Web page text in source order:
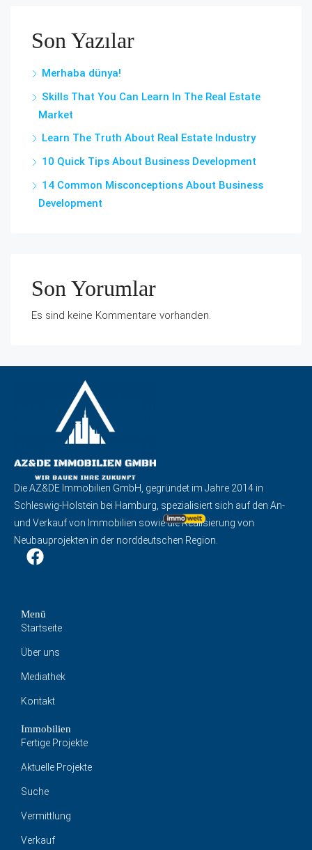
Son Yazılar
Merhaba dünya!
Skills That You Can Learn In The Real Estate
Market
Learn The Truth About Real Estate Industry
10 Quick Tips About Business Development
14 Common Misconceptions About Business
Development
Son Yorumlar
Es sind keine Kommentare vorhanden.
Die AZ&DE Immobilien GmbH, gegründet im Jahre 2014 in
Schleswig-Holstein bei Hamburg, spezialisiert sich auf den An-
und Verkauf von Immobilien sowie die Realisierung von
Neubauprojekten in der norddeutschen Region.
Menü
Startseite
Über uns
Mediathek
Kontakt
Immobilien
Fertige Projekte
Aktuelle Projekte
Suche
Vermittlung
Verkauf